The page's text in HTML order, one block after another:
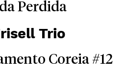
Perdida
Trio
Coreia #12